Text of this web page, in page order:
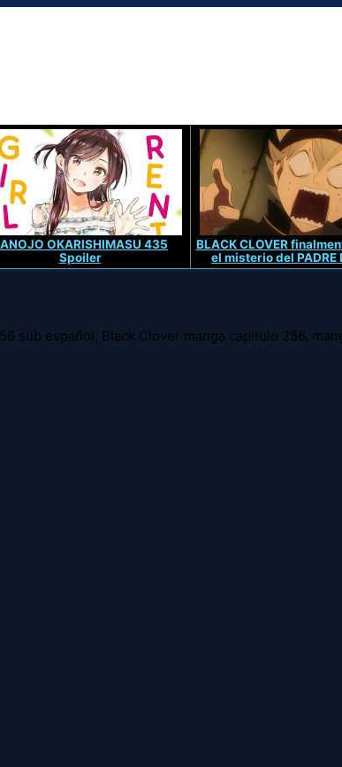
OKARISHIMASU 435
Spoiler
BLACK CLOVER
el misterio del PADRE
sub español, Black Clover manga capitulo 256,